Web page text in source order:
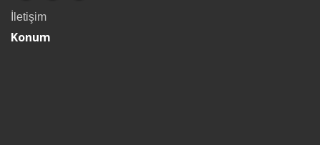
İletişim
Konum